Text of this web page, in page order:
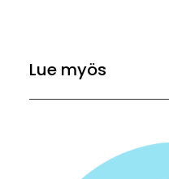
Lue myös